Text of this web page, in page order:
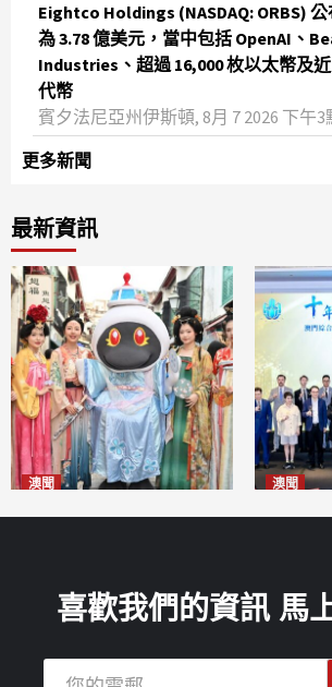
Eightco Holdings (NASDAQ: ORBS)
為 3.78 億美元，當中包括 OpenAI、
Industries、超過 16,000 枚以太幣及近
代幣
賓夕法尼亞州伊斯頓, 8月 7 2026 下午3
更多新聞
最新資訊
澳聞 澳聞
喜歡我們的資訊 馬